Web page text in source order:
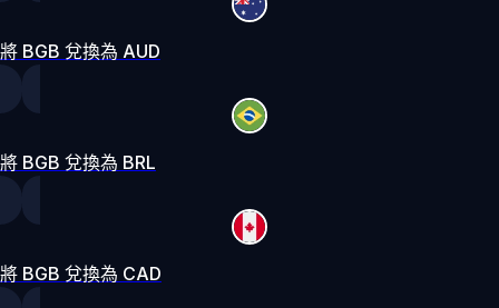
將 BGB 兌換為 AUD
將 BGB 兌換為 BRL
將 BGB 兌換為 CAD